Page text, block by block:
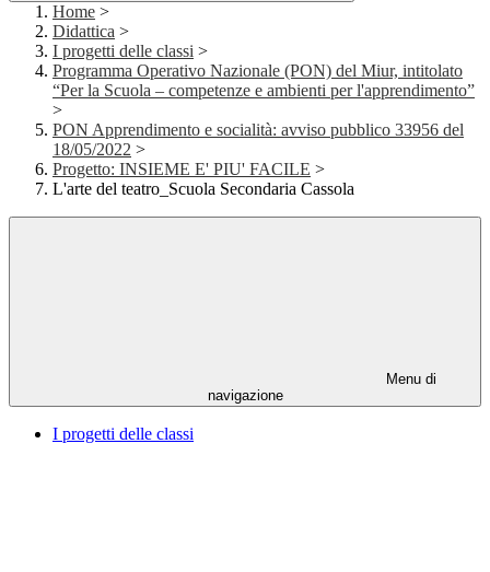
Home >
Didattica >
I progetti delle classi >
Programma Operativo Nazionale (PON) del Miur, intitolato
“Per la Scuola – competenze e ambienti per l'apprendimento”
>
PON Apprendimento e socialità: avviso pubblico 33956 del
18/05/2022 >
Progetto: INSIEME E' PIU' FACILE >
L'arte del teatro_Scuola Secondaria Cassola
Menu di
navigazione
I progetti delle classi